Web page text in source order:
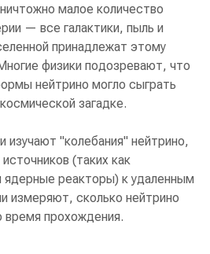
малое количество
— все галактики, пыль и
принадлежат этому
физики подозревают, что
нейтрино могло сыграть
загадке.
изучают "колебания" нейтрино,
(таких как
ядерные реакторы) к удаленным
измеряют, сколько нейтрино
время прохождения.